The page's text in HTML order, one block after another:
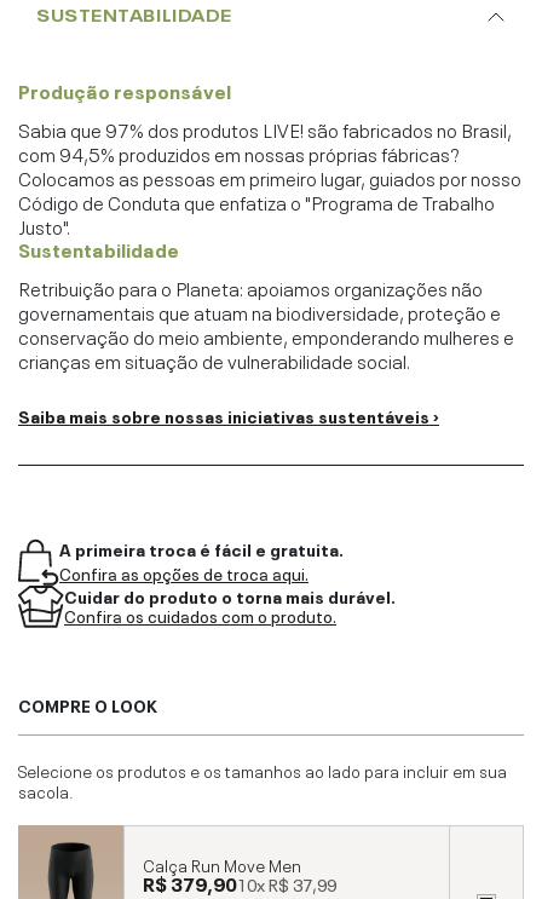
SUSTENTABILIDADE
Produção responsável
Sabia que 97% dos produtos LIVE! são fabricados no Brasil,
com 94,5% produzidos em nossas próprias fábricas?
Colocamos as pessoas em primeiro lugar, guiados por nosso
Código de Conduta que enfatiza o "Programa de Trabalho
Justo".
Sustentabilidade
Retribuição para o Planeta: apoiamos organizações não
governamentais que atuam na biodiversidade, proteção e
conservação do meio ambiente, emponderando mulheres e
crianças em situação de vulnerabilidade social.
Saiba mais sobre nossas iniciativas sustentáveis ›
A primeira troca é fácil e gratuita.
Confira as opções de troca aqui.
Cuidar do produto o torna mais durável.
Confira os cuidados com o produto.
COMPRE O LOOK
Selecione os produtos e os tamanhos ao lado para incluir em sua
sacola.
Calça Run Move Men
R$ 379,9010xR$ 37,99